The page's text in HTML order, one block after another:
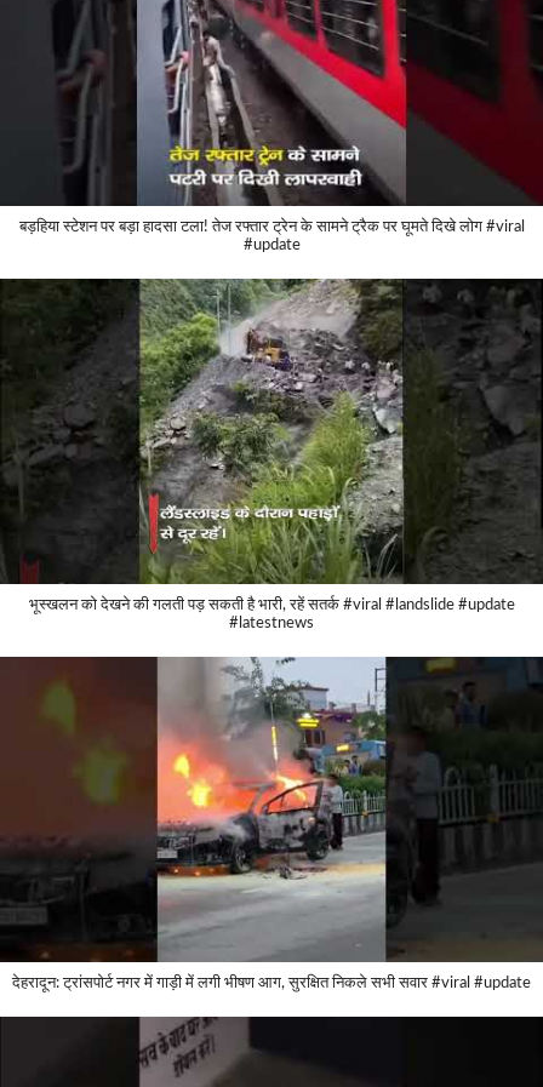
बड़हिया स्टेशन पर बड़ा हादसा टला! तेज रफ्तार ट्रेन के सामने ट्रैक पर घूमते दिखे लोग #viral
#update
भूस्खलन को देखने की गलती पड़ सकती है भारी, रहें सतर्क #viral #landslide #update
#latestnews
देहरादून: ट्रांसपोर्ट नगर में गाड़ी में लगी भीषण आग, सुरक्षित निकले सभी सवार #viral #update